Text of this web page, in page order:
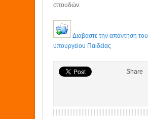
σπουδών.
Διαβάστε την απάντηση του
υπουργείου Παιδείας
Share